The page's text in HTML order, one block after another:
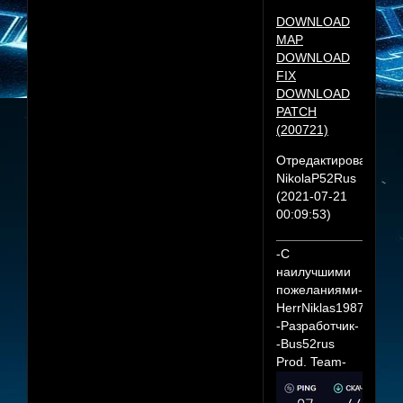
DOWNLOAD
MAP
DOWNLOAD
FIX
DOWNLOAD
PATCH
(200721)
Отредактировано
NikolaP52Rus
(2021-07-21
00:09:53)
-С
наилучшими
пожеланиями-
HerrNiklas1987
-Разработчик-
-Bus52rus
Prod. Team-